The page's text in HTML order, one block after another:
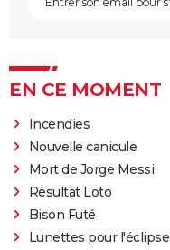
EN CE MOMENT
Incendies
Nouvelle canicule
Mort de Jorge Messi
Résultat Loto
Bison Futé
Lunettes pour l'éclipse